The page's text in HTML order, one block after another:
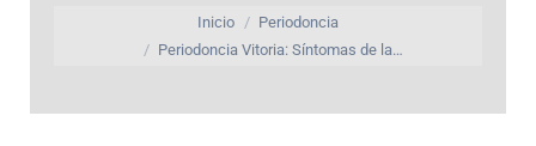
Inicio
Periodoncia
Periodoncia Vitoria: Síntomas de la…